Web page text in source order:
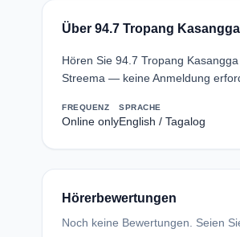
Über 94.7 Tropang Kasangga
Hören Sie 94.7 Tropang
Streema — keine Anmeldung
FREQUENZ
Online only
SPRACHE
English / Tagalog
Hörerbewertungen
Noch keine Bewertungen. Seien